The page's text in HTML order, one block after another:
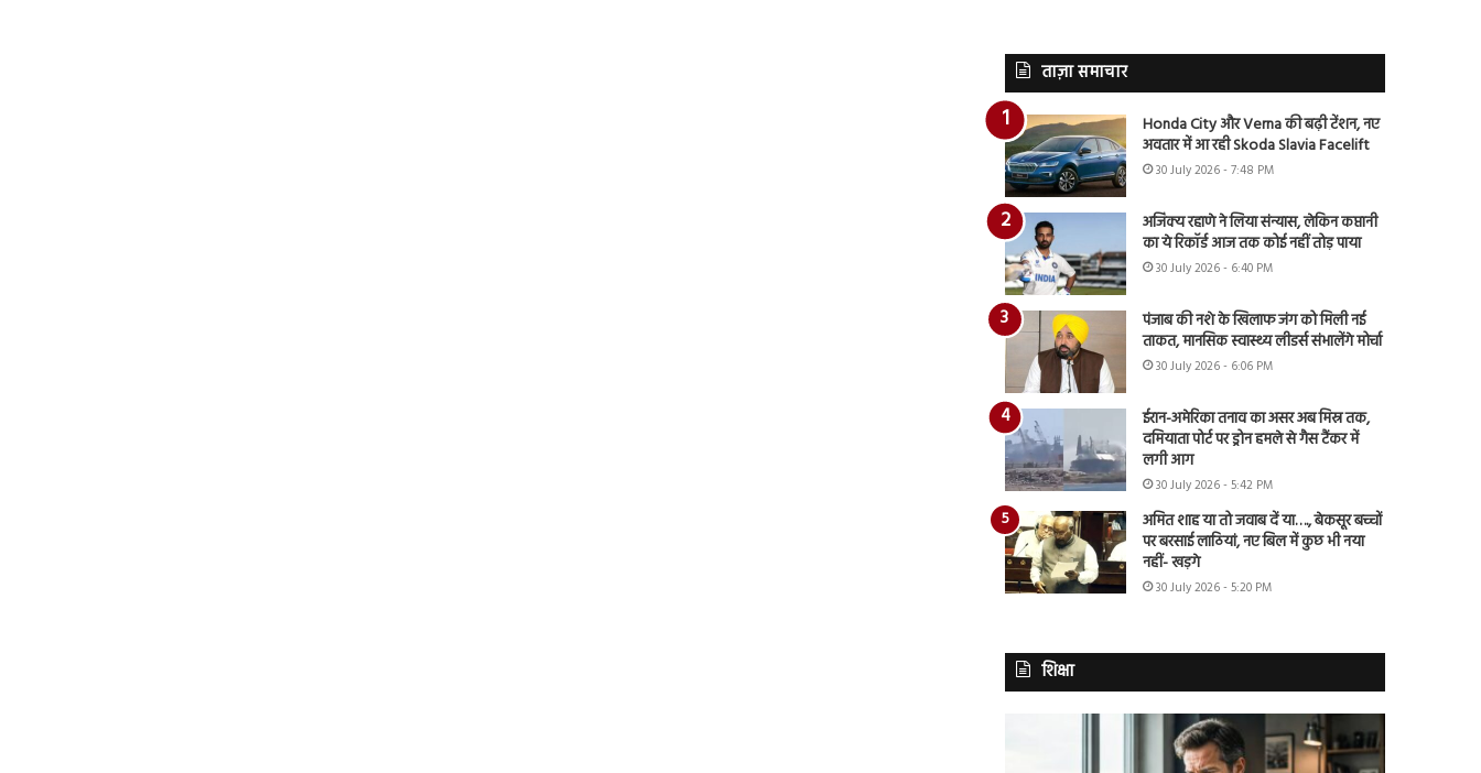
ताज़ा समाचार
Honda City और Verna की बढ़ी टेंशन, नए
अवतार में आ रही Skoda Slavia Facelift
30 July 2026 - 7:48 PM
अजिंक्य रहाणे ने लिया संन्यास, लेकिन कप्तानी
का ये रिकॉर्ड आज तक कोई नहीं तोड़ पाया
30 July 2026 - 6:40 PM
पंजाब की नशे के खिलाफ जंग को मिली नई
ताकत, मानसिक स्वास्थ्य लीडर्स संभालेंगे मोर्चा
30 July 2026 - 6:06 PM
ईरान-अमेरिका तनाव का असर अब मिस्र तक,
दमियाता पोर्ट पर ड्रोन हमले से गैस टैंकर में
लगी आग
30 July 2026 - 5:42 PM
अमित शाह या तो जवाब दें या…., बेकसूर बच्चों
पर बरसाई लाठियां, नए बिल में कुछ भी नया
नहीं- खड़गे
30 July 2026 - 5:20 PM
शिक्षा